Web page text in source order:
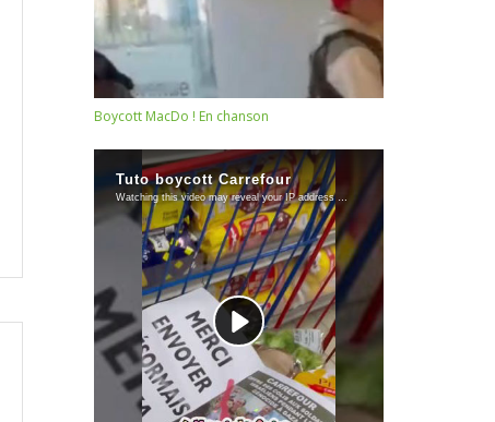
Boycott MacDo ! En chanson